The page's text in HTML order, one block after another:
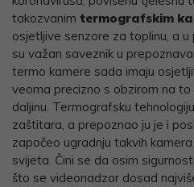
takozvanim termografskim
osjetljive senzore za toplinu, a
su važan saveznik u
termo kamere sada imaju
veoma precizno s obzirom na
daljinu. Termografsku
zaštitara, a prepoznao ju je i
započeo ugradnju takvih
svijeta. Čini se da osim
što se videonadzor dosad